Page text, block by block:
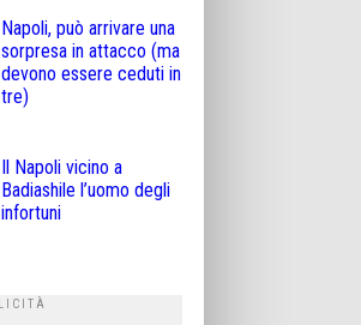
Napoli, può arrivare una
sorpresa in attacco (ma
devono essere ceduti in
tre)
Il Napoli vicino a
Badiashile l’uomo degli
infortuni